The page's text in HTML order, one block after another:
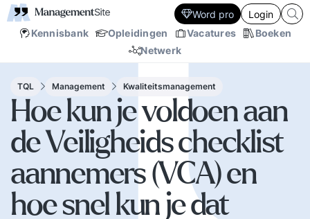
Kennisbank Opleidingen Vacatures
Boeken
Netwerk
Word pro Login
TQL Management Kwaliteitsmanagement
Hoe kun je voldoen aan
de Veiligheids checklist
aannemers (VCA) en
hoe snel kun je dat